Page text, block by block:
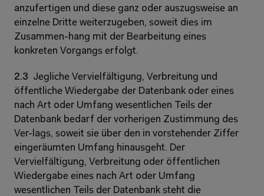
anzufertigen und diese ganz oder auszugsweise an
einzelne Dritte weiterzugeben, soweit dies im
Zusammen-hang mit der Bearbeitung eines
konkreten Vorgangs erfolgt.
2.3 Jegliche Vervielfältigung, Verbreitung und
öffentliche Wiedergabe der Datenbank oder eines
nach Art oder Umfang wesentlichen Teils der
Datenbank bedarf der vorherigen Zustimmung des
Ver-lags, soweit sie über den in vorstehender Ziffer
eingeräumten Umfang hinausgeht. Der
Vervielfältigung, Verbreitung oder öffentlichen
Wiedergabe eines nach Art oder Umfang
wesentlichen Teils der Datenbank steht die